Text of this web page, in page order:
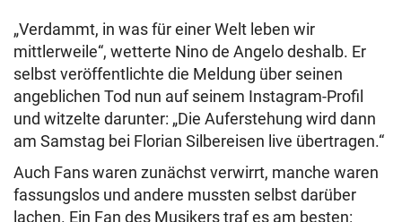
„Verdammt, in was für einer Welt leben wir
mittlerweile“, wetterte Nino de Angelo deshalb. Er
selbst veröffentlichte die Meldung über seinen
angeblichen Tod nun auf seinem Instagram-Profil
und witzelte darunter: „Die Auferstehung wird dann
am Samstag bei Florian Silbereisen live übertragen.“
Auch Fans waren zunächst verwirrt, manche waren
fassungslos und andere mussten selbst darüber
lachen. Ein Fan des Musikers traf es am besten: